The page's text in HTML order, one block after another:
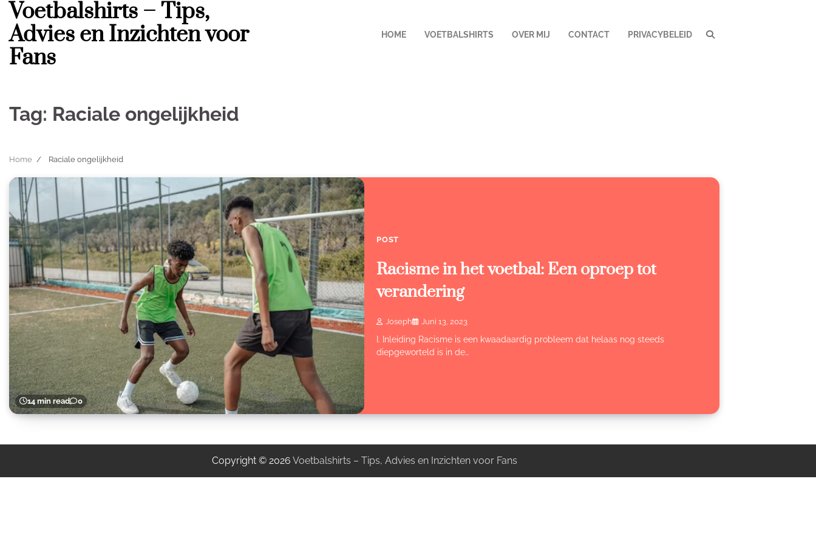
Skip
content
Voetbalshirts – Tips,
Advies en Inzichten voor
Fans
HOME VOETBALSHIRTS OVER MIJ CONTACT PRIVACYBELEID
Tag: Raciale ongelijkheid
Home Raciale ongelijkheid
14 min read 0
POST
Racisme in het voetbal: Een oproep tot
verandering
Joseph Juni 13, 2023
I. Inleiding Racisme is een kwaadaardig probleem dat helaas nog steeds
diepgeworteld is in de…
Copyright © 2026 Voetbalshirts – Tips, Advies en Inzichten voor Fans